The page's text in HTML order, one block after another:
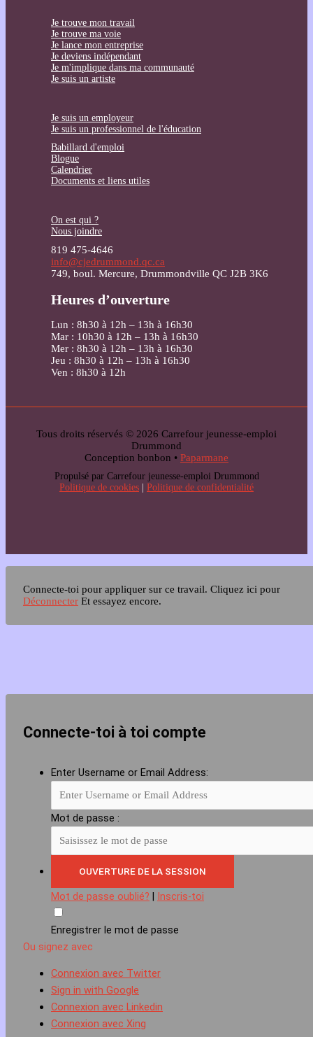
Je trouve mon travail
Je trouve ma voie
Je lance mon entreprise
Je deviens indépendant
Je m'implique dans ma communauté
Je suis un artiste
Je suis un employeur
Je suis un professionnel de l'éducation
Babillard d'emploi
Blogue
Calendrier
Documents et liens utiles
On est qui ?
Nous joindre
819 475-4646
info@cjedrummond.qc.ca
749, boul. Mercure, Drummondville QC J2B 3K6
Heures d’ouverture
Lun : 8h30 à 12h – 13h à 16h30
Mar : 10h30 à 12h – 13h à 16h30
Mer : 8h30 à 12h – 13h à 16h30
Jeu : 8h30 à 12h – 13h à 16h30
Ven : 8h30 à 12h
Tous droits réservés © 2026 Carrefour jeunesse-emploi
Drummond
Conception bonbon • Paparmane
Propulsé par Carrefour jeunesse-emploi Drummond
Politique de cookies
Politique de confidentialité
Connecte-toi pour appliquer sur ce travail. Cliquez ici pour
Déconnecter Et essayez encore.
Connecte-toi à toi compte
Enter Username or Email Address:
Mot de passe :
Mot de passe oublié? | Inscris-toi
Enregistrer le mot de passe
Ou signez avec
Connexion avec Twitter
Sign in with Google
Connexion avec Linkedin
Connexion avec Xing